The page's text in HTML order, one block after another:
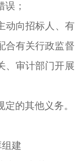
误；
动向招标人 、 有
合有关行政监督
、审计部门开展
定的其他义务。
建